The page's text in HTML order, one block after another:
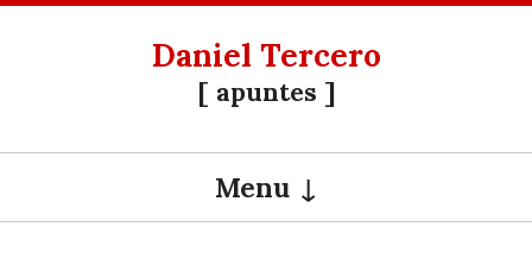
Daniel Tercero
[ apuntes ]
Menu